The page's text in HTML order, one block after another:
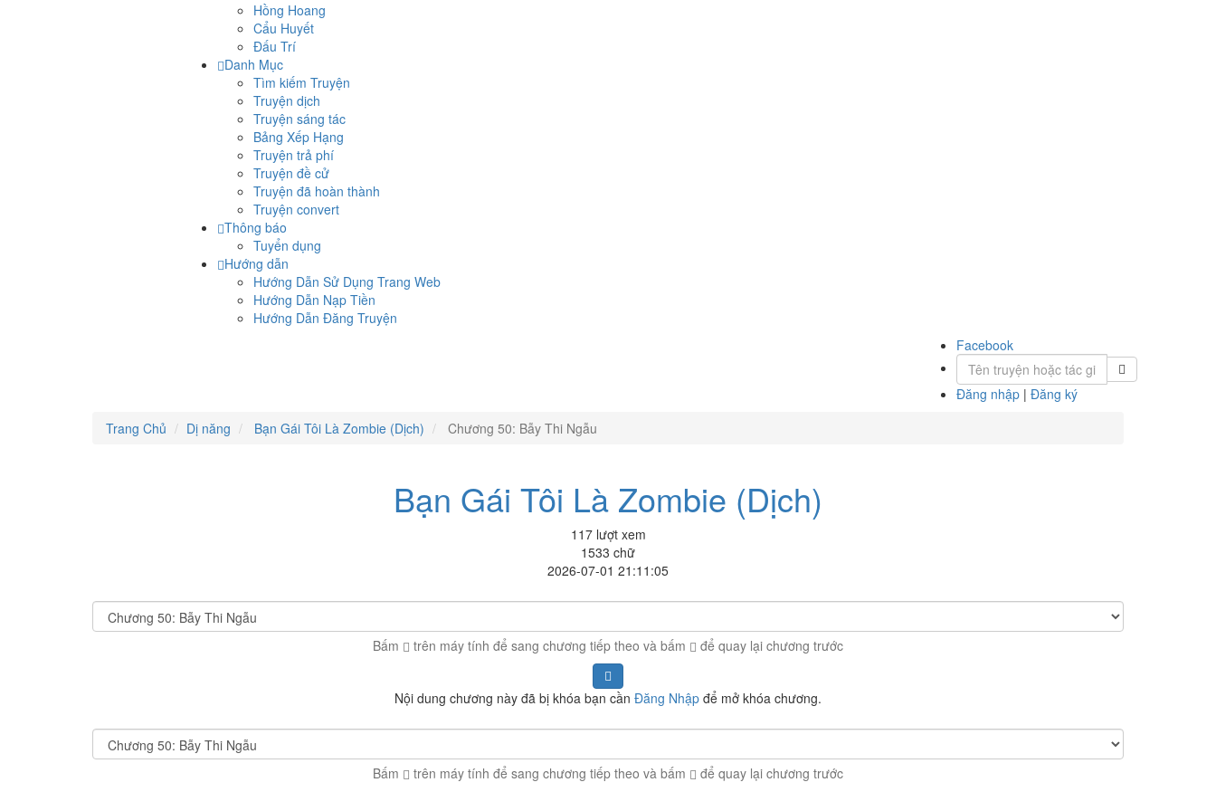
Hồng Hoang
Cẩu Huyết
Đấu Trí
Danh Mục
Tìm kiếm Truyện
Truyện dịch
Truyện sáng tác
Bảng Xếp Hạng
Truyện trả phí
Truyện đề cử
Truyện đã hoàn thành
Truyện convert
Thông báo
Tuyển dụng
Hướng dẫn
Hướng Dẫn Sử Dụng Trang Web
Hướng Dẫn Nạp Tiền
Hướng Dẫn Đăng Truyện
Facebook
Đăng nhập | Đăng ký
Trang Chủ
Dị năng Bạn Gái Tôi Là Zombie (Dịch) Chương 50: Bẫy Thi Ngẫu
Bạn Gái Tôi Là Zombie (Dịch)
117 lượt xem
1533 chữ
2026-07-01 21:11:05
Bấm trên máy tính để sang chương tiếp theo và bấm để quay lại chương trước
Nội dung chương này đã bị khóa bạn cần Đăng Nhập để mở khóa chương.
Bấm trên máy tính để sang chương tiếp theo và bấm để quay lại chương trước